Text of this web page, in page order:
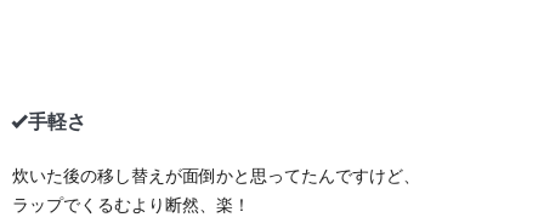
手軽さ
炊いた後の移し替えが面倒かと思ってたんですけど、
ラップでくるむより断然、楽！